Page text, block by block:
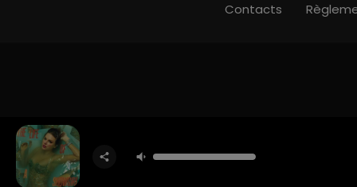
Contacts